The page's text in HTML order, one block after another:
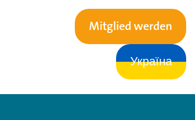
Mitglied werden
Україна